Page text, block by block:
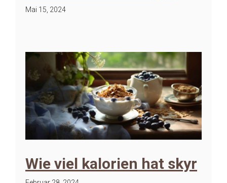
Mai 15, 2024
Wie viel kalorien hat skyr